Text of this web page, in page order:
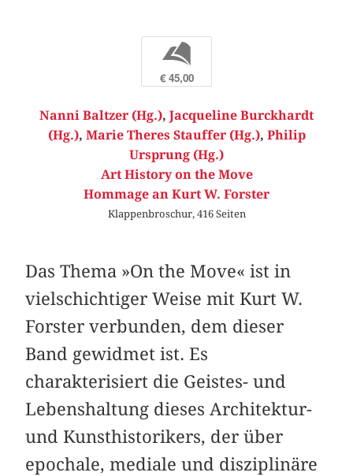
b
€ 45,00
Nanni Baltzer (Hg.), Jacqueline Burckhardt
(Hg.), Marie Theres Stauffer (Hg.), Philip
Ursprung (Hg.)
Art History on the Move
Hommage an Kurt W. Forster
Klappenbroschur, 416 Seiten
Das Thema »On the Move« ist in
vielschichtiger Weise mit Kurt W.
Forster verbunden, dem dieser
Band gewidmet ist. Es
charakterisiert die Geistes- und
Lebenshaltung dieses Architektur-
und Kunsthistorikers, der über
epochale, mediale und disziplinäre